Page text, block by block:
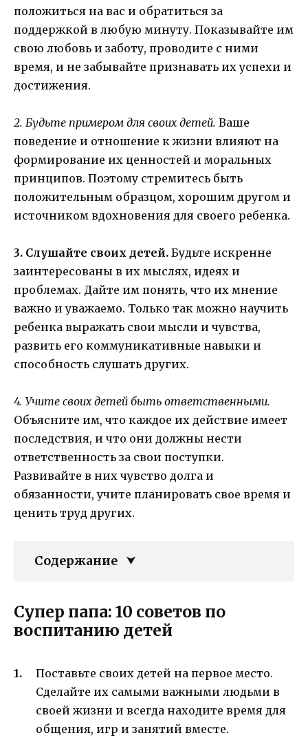
положиться на вас и обратиться за
поддержкой в любую минуту. Показывайте им
свою любовь и заботу, проводите с ними
время, и не забывайте признавать их успехи и
достижения.
2. Будьте примером для своих детей. Ваше
поведение и отношение к жизни влияют на
формирование их ценностей и моральных
принципов. Поэтому стремитесь быть
положительным образцом, хорошим другом и
источником вдохновения для своего ребенка.
3. Слушайте своих детей. Будьте искренне
заинтересованы в их мыслях, идеях и
проблемах. Дайте им понять, что их мнение
важно и уважаемо. Только так можно научить
ребенка выражать свои мысли и чувства,
развить его коммуникативные навыки и
способность слушать других.
4. Учите своих детей быть ответственными.
Объясните им, что каждое их действие имеет
последствия, и что они должны нести
ответственность за свои поступки.
Развивайте в них чувство долга и
обязанности, учите планировать свое время и
ценить труд других.
Содержание
Супер папа: 10 советов по
воспитанию детей
Поставьте своих детей на первое место.
Сделайте их самыми важными людьми в
своей жизни и всегда находите время для
общения, игр и занятий вместе.